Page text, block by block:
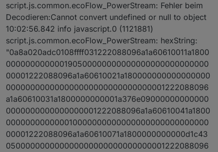
script.js.common.ecoFlow_PowerStream: Fehler beim
Decodieren:Cannot convert undefined or null to object
10:02:56.842 info javascript.0 (1121881)
script.js.common.ecoFlow_PowerStream: hexString:
"0a8a020adc0108ffff031222088096a1a60610011a1800
000000000000190500000000000000000000000000
00001222088096a1a60610021a180000000000000000
000000000000000000000000000000001222088096
a1a60610031a1800000000001a376e09000000000000
0000000000000000001222088096a1a60610041a1800
000000000000010000000000000000000000000000
00001222088096a1a60610071a1800000000000d1c43
050000000000000000000000000000001222088096